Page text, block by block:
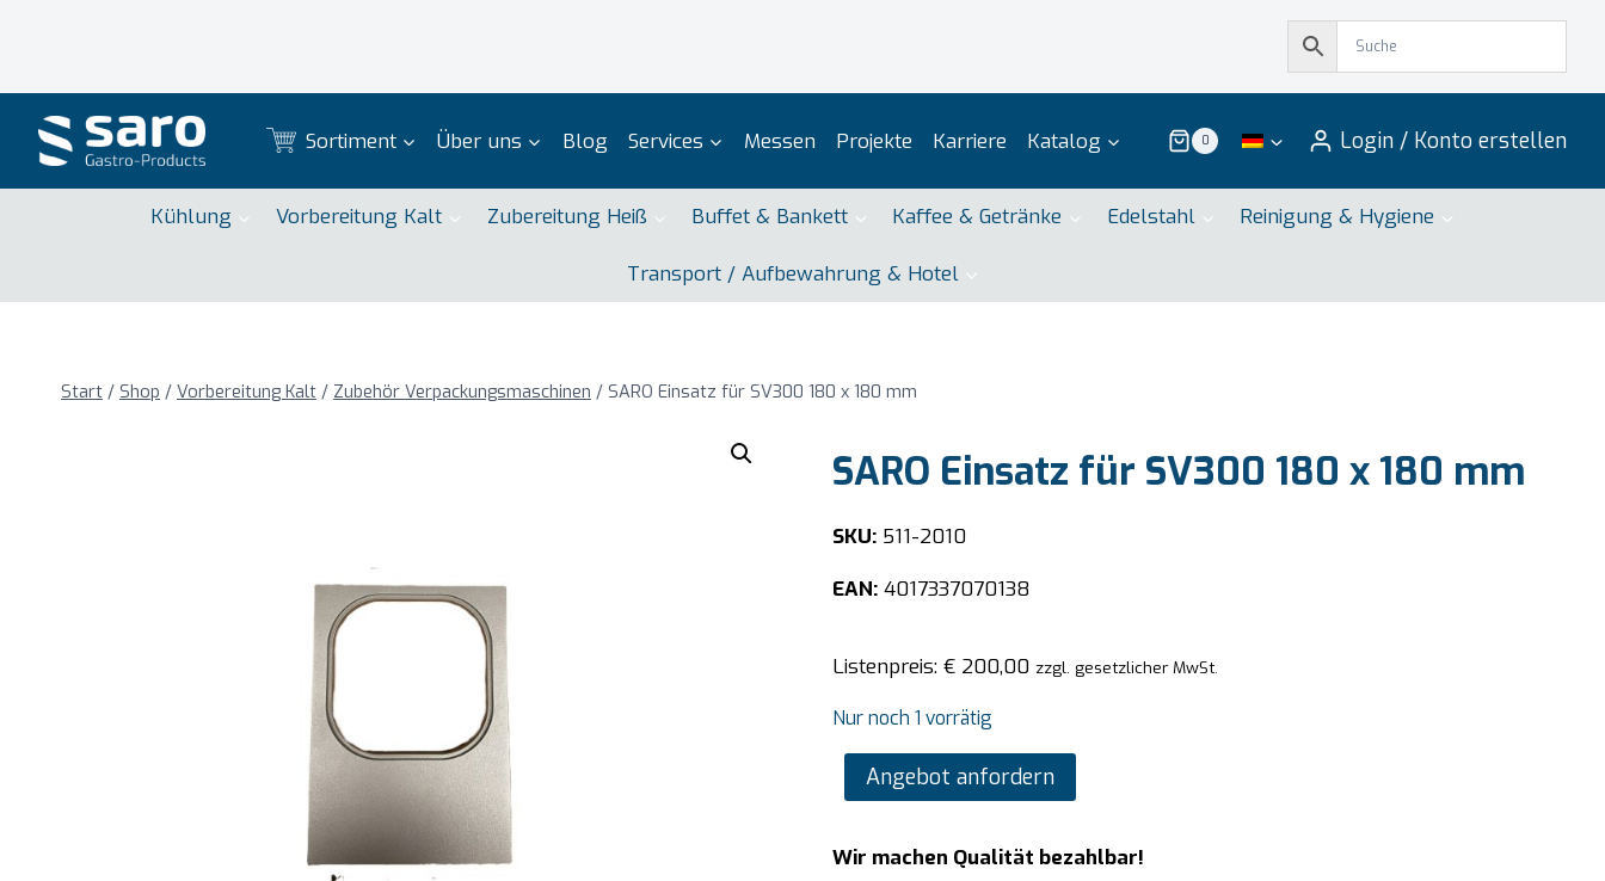
Sortiment Über uns Blog Services Messen Projekte Karriere Katalog 0 Login / Konto erstellen
Kühlung Vorbereitung Kalt Zubereitung Heiß Buffet & Bankett Kaffee & Getränke Edelstahl Reinigung & Hygiene
Transport / Aufbewahrung & Hotel
Start / Shop / Vorbereitung Kalt / Zubehör Verpackungsmaschinen / SARO Einsatz für SV300 180 x 180 mm
SARO Einsatz für SV300 180 x 180 mm
SKU:511-2010
EAN:4017337070138
Listenpreis: €200,00 zzgl. gesetzlicher MwSt.
Nur noch 1 vorrätig
SARO
Einsatz
SV300
Angebot anfordern
Wir machen Qualität bezahlbar!